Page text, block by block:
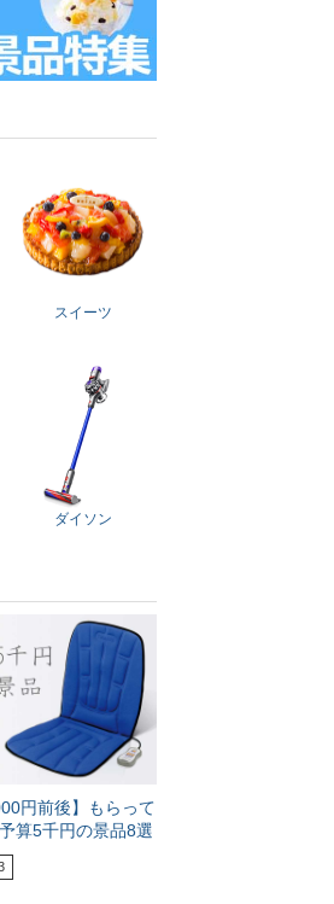
スイーツ
ダイソン
円前後】もらって
算5千円の景品8選